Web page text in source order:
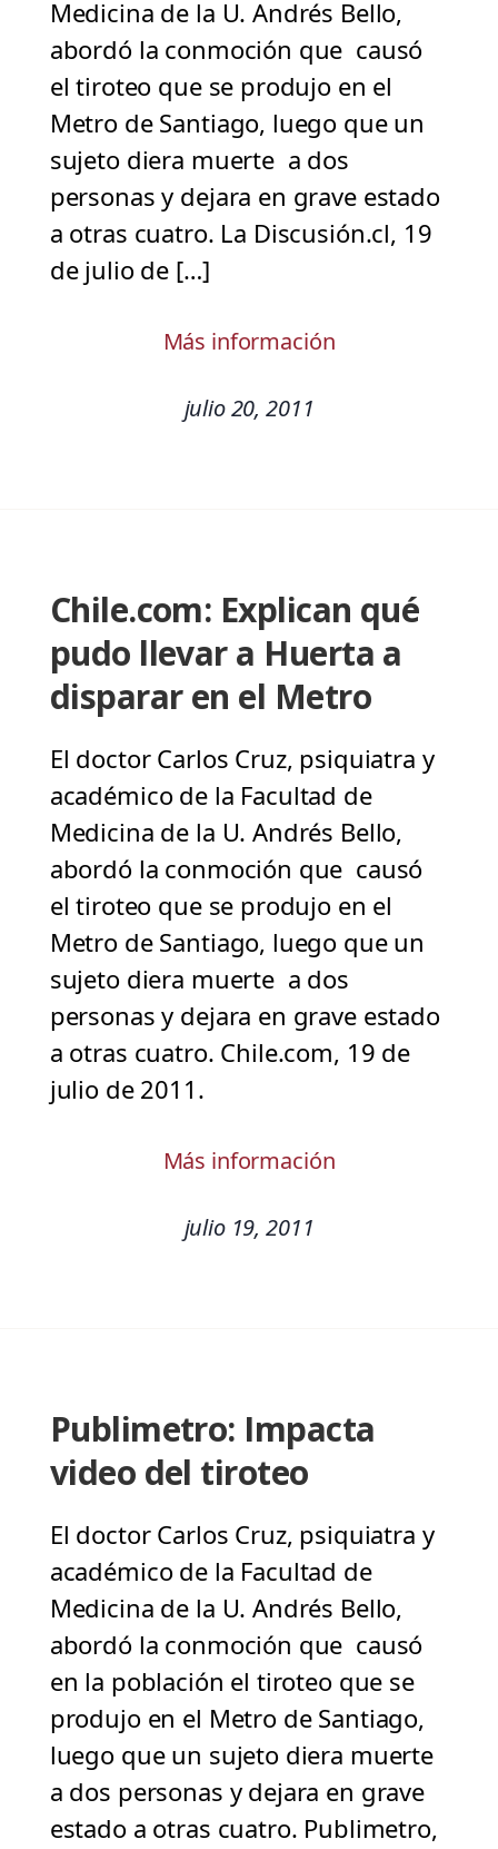
Medicina de la U. Andrés Bello,
abordó la conmoción que causó
el tiroteo que se produjo en el
Metro de Santiago, luego que un
sujeto diera muerte a dos
personas y dejara en grave estado
a otras cuatro. La Discusión.cl, 19
de julio de […]
Más información
julio 20, 2011
Chile.com: Explican qué
pudo llevar a Huerta a
disparar en el Metro
El doctor Carlos Cruz, psiquiatra y
académico de la Facultad de
Medicina de la U. Andrés Bello,
abordó la conmoción que causó
el tiroteo que se produjo en el
Metro de Santiago, luego que un
sujeto diera muerte a dos
personas y dejara en grave estado
a otras cuatro. Chile.com, 19 de
julio de 2011.
Más información
julio 19, 2011
Publimetro: Impacta
video del tiroteo
El doctor Carlos Cruz, psiquiatra y
académico de la Facultad de
Medicina de la U. Andrés Bello,
abordó la conmoción que causó
en la población el tiroteo que se
produjo en el Metro de Santiago,
luego que un sujeto diera muerte
a dos personas y dejara en grave
estado a otras cuatro. Publimetro,